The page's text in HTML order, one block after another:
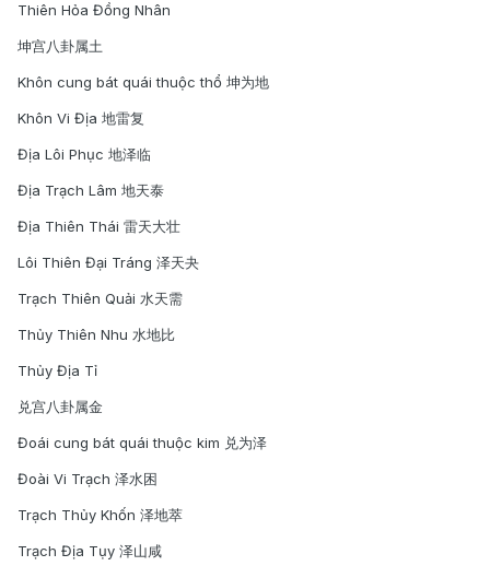
Thiên Hỏa Đồng Nhân
坤宫八卦属土
Khôn cung bát quái thuộc thổ 坤为地
Khôn Vi Địa 地雷复
Địa Lôi Phục 地泽临
Địa Trạch Lâm 地天泰
Địa Thiên Thái 雷天大壮
Lôi Thiên Đại Tráng 泽天夬
Trạch Thiên Quải 水天需
Thủy Thiên Nhu 水地比
Thủy Địa Tỉ
兑宫八卦属金
Đoái cung bát quái thuộc kim 兑为泽
Đoài Vi Trạch 泽水困
Trạch Thủy Khốn 泽地萃
Trạch Địa Tụy 泽山咸